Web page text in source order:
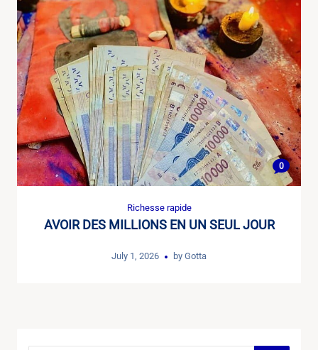
0
Richesse rapide
AVOIR DES MILLIONS EN UN SEUL JOUR
July 1, 2026 by Gotta